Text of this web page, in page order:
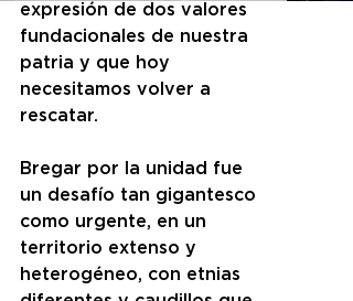
expresión de dos valores
fundacionales de nuestra
patria y que hoy
necesitamos volver a
rescatar.
Bregar por la unidad fue
un desafío tan gigantesco
como urgente, en un
territorio extenso y
heterogéneo, con etnias